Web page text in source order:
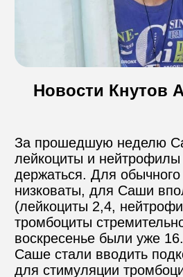
телефон для
+74999610149
e-mail для
info@angel-
Новости Кнутов
За прошедшую неделю
лейкоциты и нейтрофилы
держаться. Для обычного
низковаты, для Саши
(лейкоциты 2,4,
тромбоциты
воскресенье были уже
Саше стали вводить
для стимуляции